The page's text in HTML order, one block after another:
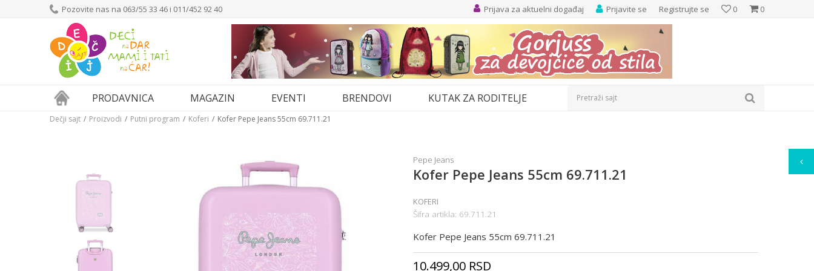
Pozovite nas na 063/55 33 46 i 011/452 92 40 0
0
Prijavite se Registrujte se
Prijava za aktuelni događaj
PRODAVNICA MAGAZIN EVENTI BRENDOVI KUTAK ZA RODITELJE Pretraži sajt
Dečji sajt Proizvodi Putni program Koferi Kofer Pepe Jeans 55cm 69.711.21
Pepe Jeans
Kofer Pepe Jeans 55cm 69.711.21
KOFERI
Šifra artikla: 69.711.21
Kofer Pepe Jeans 55cm 69.711.21
10.499,00 RSD
×
NEWSLETTER
Budite u toku sa akcijama, novim proizvodima,
dogadjajima i vestima.